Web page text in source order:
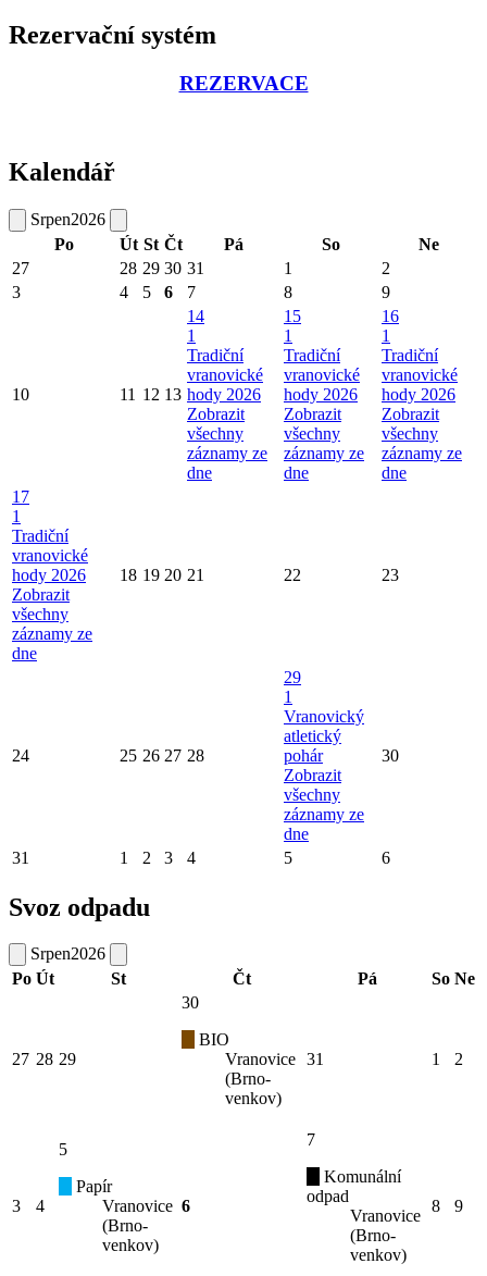
Rezervační systém
REZERVACE
Kalendář
Srpen2026
Po
Út St Čt Pá So
Ne
27
28 29 30 31 1
2
3
4 5 6 7 8 9
10 11 12 13
14
1
Tradiční
vranovické
hody 2026
Zobrazit
všechny
záznamy ze
dne
15
1
Tradiční
vranovické
hody 2026
Zobrazit
všechny
záznamy ze
dne
16
1
Tradiční
vranovické
hody 2026
Zobrazit
všechny
záznamy ze
dne
17
1
Tradiční
vranovické
hody 2026
Zobrazit
všechny
záznamy ze
dne
18 19 20 21 22 23
24 25 26 27 28
29
1
Vranovický
atletický
pohár
Zobrazit
všechny
záznamy ze
dne
30
31 1 2 3 4 5 6
Svoz odpadu
Srpen2026
Po Út St Čt Pá So Ne
27 28 29
30
BIO
Vranovice
(Brno-
venkov)
31 1 2
3 4
5
Papír
Vranovice
(Brno-
venkov)
6
7
Komunální
odpad
Vranovice
(Brno-
venkov)
8 9